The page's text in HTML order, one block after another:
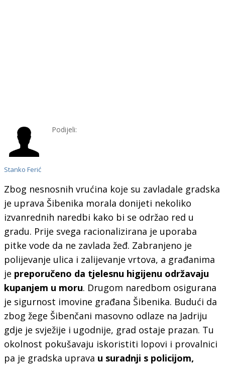
Stanko Ferić
Podijeli:
Zbog nesnosnih vrućina koje su zavladale gradska
je uprava Šibenika morala donijeti nekoliko
izvanrednih naredbi kako bi se održao red u
gradu. Prije svega racionalizirana je uporaba
pitke vode da ne zavlada žeđ. Zabranjeno je
polijevanje ulica i zalijevanje vrtova, a građanima
je preporučeno da tjelesnu higijenu održavaju
kupanjem u moru. Drugom naredbom osigurana
je sigurnost imovine građana Šibenika. Budući da
zbog žege Šibenčani masovno odlaze na Jadriju
gdje je svježije i ugodnije, grad ostaje prazan. Tu
okolnost pokušavaju iskoristiti lopovi i provalnici
pa je gradska uprava u suradnji s policijom,